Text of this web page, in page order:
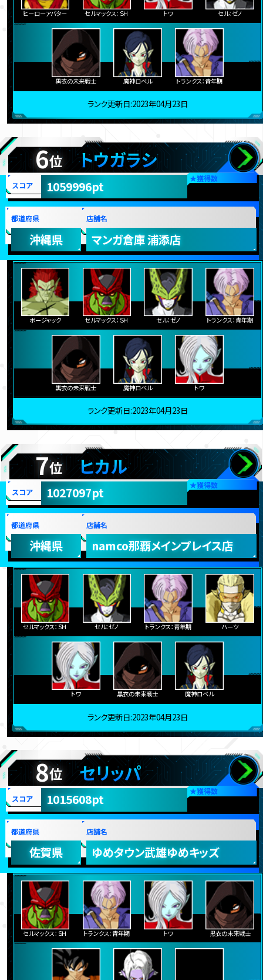
ヒーローアバター セルマックス：ＳＨ トワ セル：ゼノ
黒衣の未来戦士 魔神ロベル トランクス：青年期
ランク更新日:2023年04月23日
6位 トウガラシ
★獲得数
スコア 1059996pt
都道府県
沖縄県
店舗名
マンガ倉庫 浦添店
ボージャック セルマックス：ＳＨ セル：ゼノ トランクス：青年期
黒衣の未来戦士 魔神ロベル トワ
ランク更新日:2023年04月23日
7位 ヒカル
★獲得数
スコア 1027097pt
都道府県
沖縄県
店舗名
namco那覇メインプレイス店
セルマックス：ＳＨ セル：ゼノ トランクス：青年期 ハーツ
トワ 黒衣の未来戦士 魔神ロベル
ランク更新日:2023年04月23日
8位 セリッパ
★獲得数
スコア 1015608pt
都道府県
佐賀県
店舗名
ゆめタウン武雄ゆめキッズ
セルマックス：ＳＨ トランクス：青年期 トワ 黒衣の未来戦士